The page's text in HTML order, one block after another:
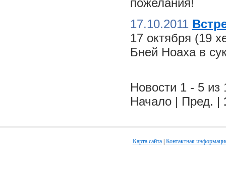
пожелания!
17.10.2011
17 октября (19
Бней Ноаха в
Новости 1 - 5 из
Начало | Пред. |
Карта сайта| Контактная